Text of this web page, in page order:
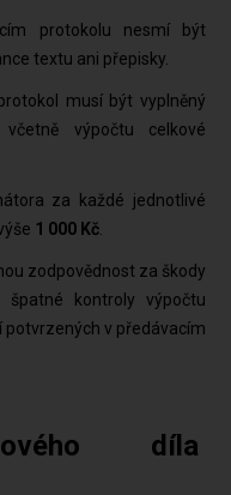
protokolu nesmí být
textu ani přepisky.
musí být vyplněný
včetně výpočtu celkové
za každé jednotlivé
1 000 Kč
zodpovědnost za škody
špatné kontroly výpočtu
potvrzených v předávacím
díla